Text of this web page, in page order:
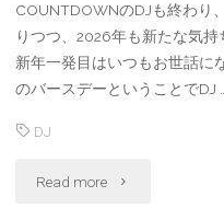
COUNTDOWNのDJも終わり
りつつ、2026年も新たな気持
新年一発目はいつもお世話に
のバースデーということでDJ …
DJ
Read more "MiMi